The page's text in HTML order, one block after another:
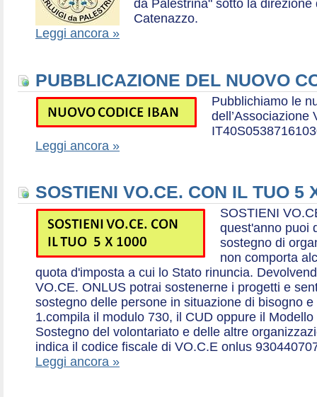
da Palestrina" sotto la
Catenazzo.
Leggi ancora »
PUBBLICAZIONE DEL NUOVO
Pubblichiamo le
dell’Associazione
Leggi ancora »
SOSTIENI VO.CE. CON IL TUO 5
SOSTIENI
quest'anno puoi
sostegno di
non comporta
quota d'imposta a cui lo Stato rinuncia.
VO.CE. ONLUS potrai sostenerne i progetti e
sostegno delle persone in situazione di bisogno
1.compila il modulo 730, il CUD oppure il
Sostegno del volontariato e delle altre
indica il codice fiscale di VO.C.E onlus
Leggi ancora »